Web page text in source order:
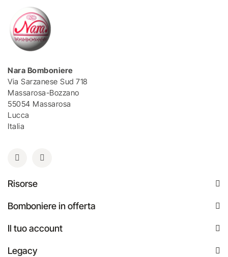
Nara Bomboniere
Via Sarzanese Sud 718
Massarosa-Bozzano
55054 Massarosa
Lucca
Italia
Risorse
Bomboniere in offerta
Il tuo account
Legacy